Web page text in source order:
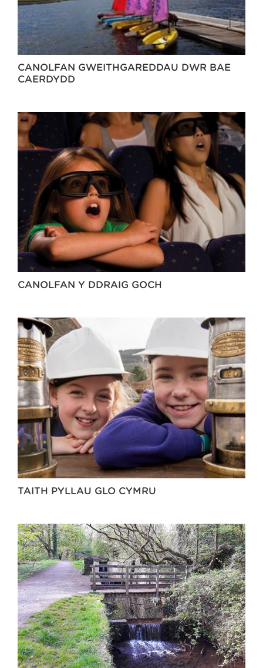
CANOLFAN GWEITHGAREDDAU DŴR BAE
CAERDYDD
CANOLFAN Y DDRAIG GOCH
TAITH PYLLAU GLO CYMRU